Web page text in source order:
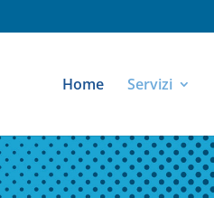
Home Servizi